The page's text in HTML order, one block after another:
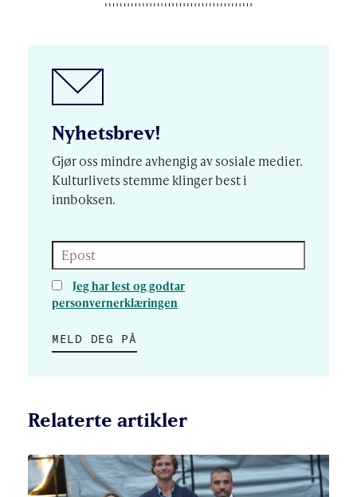
Nyhetsbrev!
Gjør oss mindre avhengig av sosiale medier.
Kulturlivets stemme klinger best i
innboksen.
Epost
Jeg har lest og godtar
personvernerklæringen
MELD DEG PÅ
Relaterte artikler